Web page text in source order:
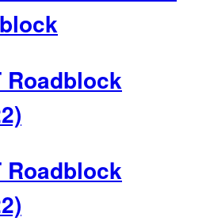
Roadblock
Roadblock